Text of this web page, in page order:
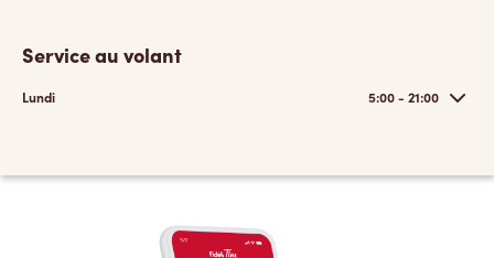
Service au volant
Lundi 5:00 - 21:00